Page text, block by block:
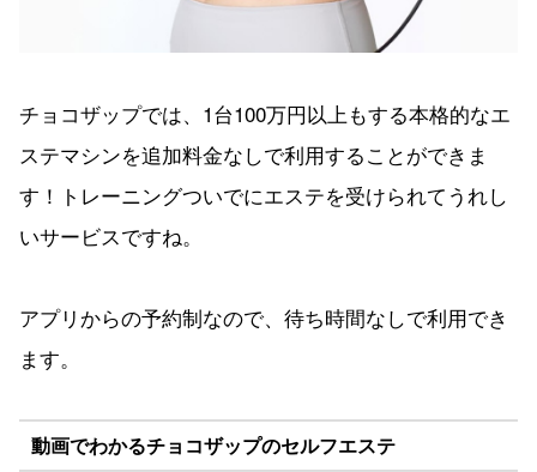
チョコザップでは、1台100万円以上もする本格的なエ
ステマシンを追加料金なしで利用することができま
す！トレーニングついでにエステを受けられてうれし
いサービスですね。
アプリからの予約制なので、待ち時間なしで利用でき
ます。
動画でわかるチョコザップのセルフエステ